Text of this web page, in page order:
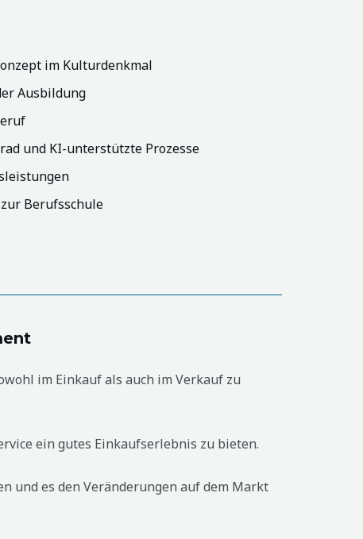
im Kulturdenkmal
Ausbildung
und KI-unterstützte Prozesse
Berufsschule
im Einkauf als auch im Verkauf zu
ein gutes Einkaufserlebnis zu bieten.
und es den Veränderungen auf dem Markt